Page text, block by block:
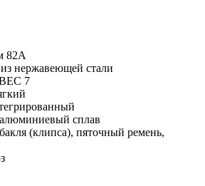
82А
нержавеющей стали
7
сплав
(клипса), пяточный ремень,